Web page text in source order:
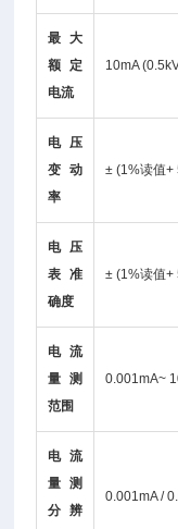
最大
额定
电流
10mA
电压
变动
率
± (1%读值
电压
表准
确度
± (1%读值+
电流
量测
范围
0.001mA~
电流
量测
分辨
0.001mA /